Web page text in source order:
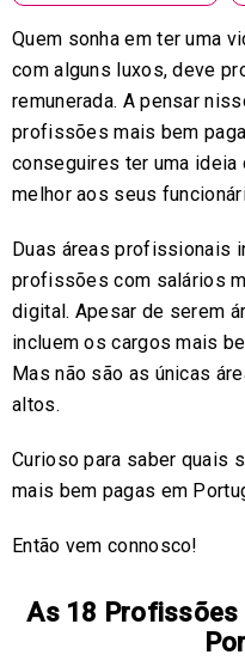
Quem sonha em ter uma
com alguns luxos, deve
remunerada. A pensar
profissões mais bem
conseguires ter uma ideia
melhor aos seus
Duas áreas profissionais
profissões com salários
digital. Apesar de serem
incluem os cargos mais
Mas não são as únicas
altos.
Curioso para saber quais
mais bem pagas em
Então vem connosco!
As 18 Profissões